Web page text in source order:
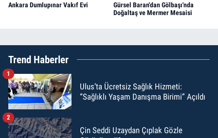
Ankara Dumlupınar Vakıf Evi
Gürsel Baran'dan Gölbaşı'nda
Doğaltaş ve Mermer Mesaisi
Trend Haberler
Ulus’ta Ücretsiz Sağlık Hizmeti:
“Sağlıklı Yaşam Danışma Birimi” Açıldı
1
Çin Seddi Uzaydan Çıplak Gözle
2